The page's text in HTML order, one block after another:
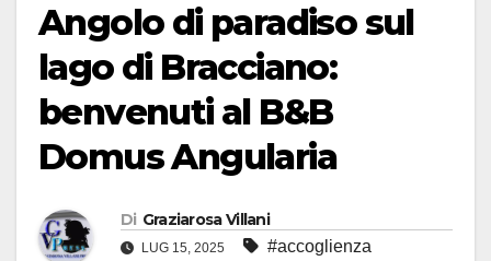
Angolo di paradiso sul
lago di Bracciano:
benvenuti al B&B
Domus Angularia
Di Graziarosa Villani
LUG 15, 2025 #accoglienza